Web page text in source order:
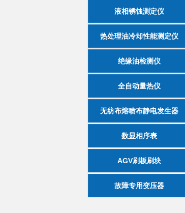
液相锈蚀测定仪
热处理油冷却性能测定仪
绝缘油检测仪
全自动量热仪
无纺布熔喷布静电发生器
数显相序表
AGV刷板刷块
故障专用变压器